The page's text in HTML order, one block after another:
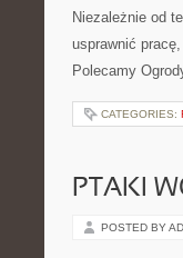
Niezależnie od
usprawnić
Polecamy
CATEGORIES:
PTAKI
POSTED BY